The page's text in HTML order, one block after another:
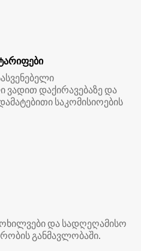
ვადით დაქირავებაზე და
საკომისიოების
და სადღეღამისო
განმავლობაში.